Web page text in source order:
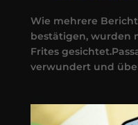
Wie mehrere
bestätigen, wurden
Frites
verwundert und